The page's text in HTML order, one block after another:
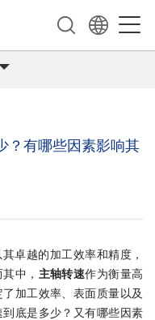
？有哪些因素影响其
卓越的加工效率和精度，
中， 主轴转速作为衡量高
加工效率、表面质量以及
底是多少？又有哪些因素